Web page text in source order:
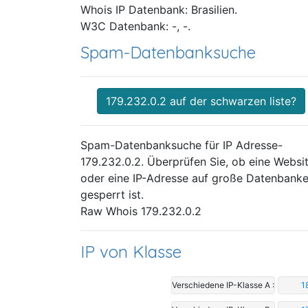
Whois IP Datenbank: Brasilien.
W3C Datenbank: -, -.
Spam-Datenbanksuche
179.232.0.2 auf der schwarzen liste?
Spam-Datenbanksuche für IP Adresse-
179.232.0.2. Überprüfen Sie, ob eine
oder eine IP-Adresse auf große
gesperrt ist.
Raw Whois 179.232.0.2
IP von Klasse
Verschiedene IP-Klasse A :